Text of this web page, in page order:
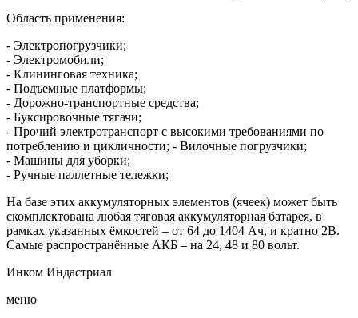
Область применения:
- Электропогрузчики;
- Электромобили;
- Клининговая техника;
- Подъемные платформы;
- Дорожно-транспортные средства;
- Буксировочные тягачи;
- Прочий электротранспорт с высокими требованиями по
потреблению и цикличности; - Вилочные погрузчики;
- Машины для уборки;
- Ручные паллетные тележки;
На базе этих аккумуляторных элементов (ячеек) может быть
скомплектована любая тяговая аккумуляторная батарея, в
рамках указанных ёмкостей – от 64 до 1404 Ач, и кратно 2В.
Самые распространённые АКБ – на 24, 48 и 80 вольт.
Инком Индастриал
меню